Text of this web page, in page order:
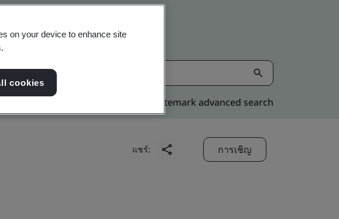
Kitemark advanced search
แชร์: การเชิญ
on your device to enhance site
cookies